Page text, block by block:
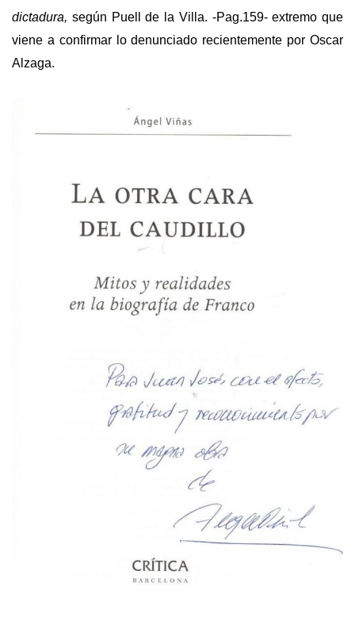
dictadura, según Puell de la Villa. -Pag.159- extremo que
viene a confirmar lo denunciado recientemente por Oscar
Alzaga.